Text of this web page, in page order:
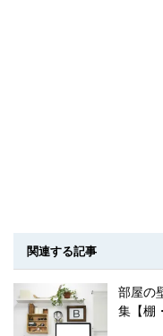
関連する記事
部屋の
集【棚